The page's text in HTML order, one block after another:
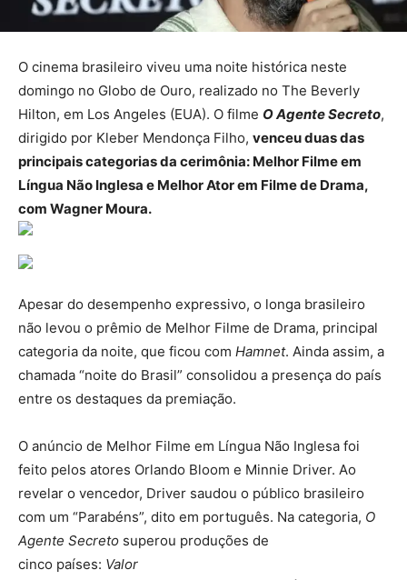
O cinema brasileiro viveu uma noite histórica neste
domingo no Globo de Ouro, realizado no The Beverly
Hilton, em Los Angeles (EUA). O filme O Agente Secreto,
dirigido por Kleber Mendonça Filho, venceu duas das
principais categorias da cerimônia: Melhor Filme em
Língua Não Inglesa e Melhor Ator em Filme de Drama,
com Wagner Moura.
Apesar do desempenho expressivo, o longa brasileiro
não levou o prêmio de Melhor Filme de Drama, principal
categoria da noite, que ficou com Hamnet. Ainda assim, a
chamada “noite do Brasil” consolidou a presença do país
entre os destaques da premiação.
O anúncio de Melhor Filme em Língua Não Inglesa foi
feito pelos atores Orlando Bloom e Minnie Driver. Ao
revelar o vencedor, Driver saudou o público brasileiro
com um “Parabéns”, dito em português. Na categoria, O
Agente Secreto superou produções de
cinco países: Valor